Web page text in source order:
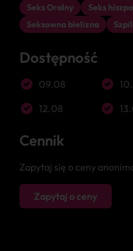
Seks Oralny
Seks
Seksowna bielizna
Dostępność
09.08
12.08
Cennik
Zapytaj się o ceny
Zapytaj o ceny